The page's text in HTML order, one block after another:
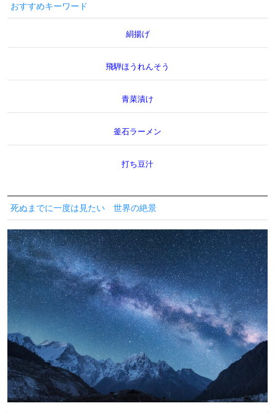
おすすめキーワード
絹揚げ
飛騨ほうれんそう
青菜漬け
釜石ラーメン
打ち豆汁
死ぬまでに一度は見たい 世界の絶景